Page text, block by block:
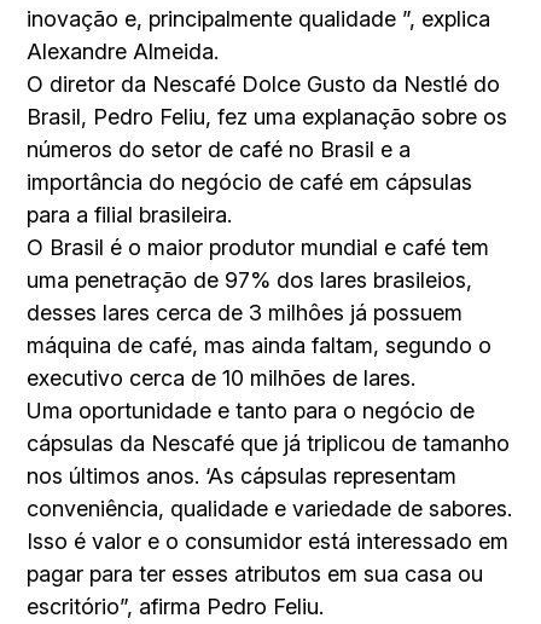
inovação e, principalmente qualidade ”, explica
Alexandre Almeida.
O diretor da Nescafé Dolce Gusto da Nestlé do
Brasil, Pedro Feliu, fez uma explanação sobre os
números do setor de café no Brasil e a
importância do negócio de café em cápsulas
para a filial brasileira.
O Brasil é o maior produtor mundial e café tem
uma penetração de 97% dos lares brasileios,
desses lares cerca de 3 milhôes já possuem
máquina de café, mas ainda faltam, segundo o
executivo cerca de 10 milhões de lares.
Uma oportunidade e tanto para o negócio de
cápsulas da Nescafé que já triplicou de tamanho
nos últimos anos. ‘As cápsulas representam
conveniência, qualidade e variedade de sabores.
Isso é valor e o consumidor está interessado em
pagar para ter esses atributos em sua casa ou
escritório”, afirma Pedro Feliu.